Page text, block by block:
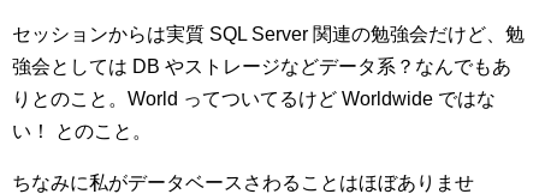
セッションからは実質 SQL Server 関連の勉強会だけど、勉
強会としては DB やストレージなどデータ系？なんでもあ
りとのこと。World ってついてるけど Worldwide ではな
い！ とのこと。
ちなみに私がデータベースさわることはほぼありませ